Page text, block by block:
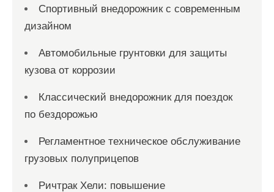
Спортивный внедорожник с современным
дизайном
Автомобильные грунтовки для защиты
кузова от коррозии
Классический внедорожник для поездок
по бездорожью
Регламентное техническое обслуживание
грузовых полуприцепов
Ричтрак Хели: повышение